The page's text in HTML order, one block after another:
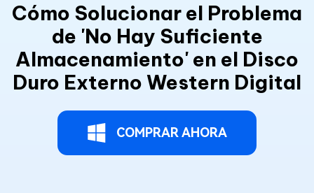
Cómo Solucionar el Problema
de 'No Hay Suficiente
Almacenamiento' en el Disco
Duro Externo Western Digital
COMPRAR AHORA